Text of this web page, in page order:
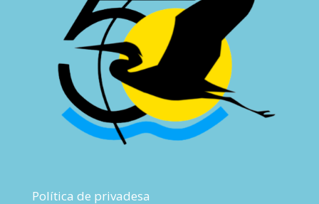
Política de privadesa